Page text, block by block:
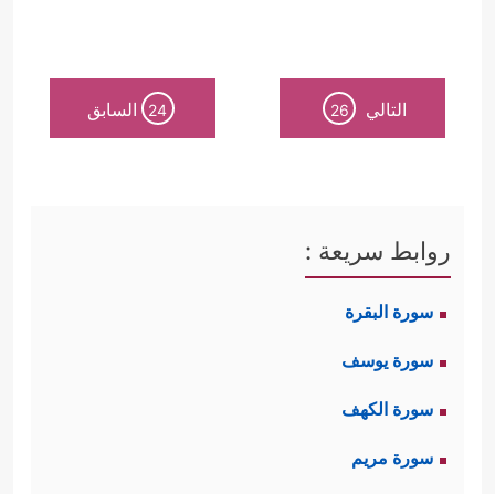
التالي 26
24 السابق
روابط سريعة :
سورة البقرة
سورة يوسف
سورة الكهف
سورة مريم